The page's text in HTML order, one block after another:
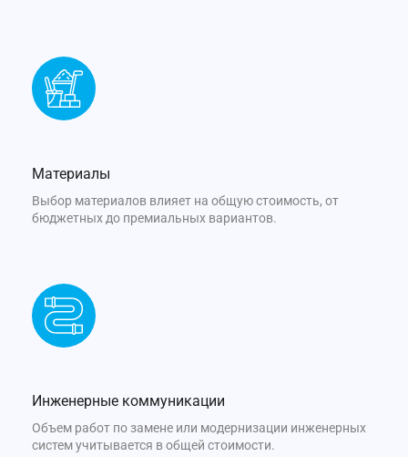
Материалы
Выбор материалов влияет на общую стоимость, от
бюджетных до премиальных вариантов.
Инженерные коммуникации
Объем работ по замене или модернизации инженерных
систем учитывается в общей стоимости.